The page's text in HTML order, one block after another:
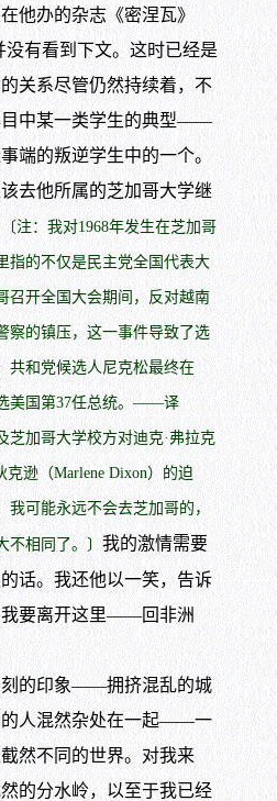
他办的杂志《密涅瓦》
没有看到下文。这时已经是
关系尽管仍然持续着，不
目中某一类学生的典型——
端的叛逆学生中的一个。
去他所属的芝加哥大学继
〔注：我对1968年发生在芝加哥
指的不仅是民主党全国代表大
召开全国大会期间，反对越南
察的镇压，这一事件导致了选
共和党候选人尼克松最终在
美国第37任总统。——译
芝加哥大学校方对迪克·弗拉克
克逊（Marlene Dixon）的迫
可能永远不会去芝加哥的，
相同了。〕 我的激情需要
话。我还他以一笑，告诉
我要离开这里——回非洲
的印象——拥挤混乱的城
的人混然杂处在一起——一
然不同的世界。对我来
的分水岭，以至于我已经